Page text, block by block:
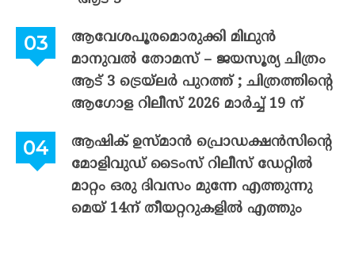
ആവേശപൂരമൊരുക്കി മിഥുൻ
മാനുവൽ തോമസ് – ജയസൂര്യ ചിത്രം
ആട് 3 ട്രെയ്‌ലർ പുറത്ത് ; ചിത്രത്തിന്റെ
ആഗോള റിലീസ് 2026 മാർച്ച് 19 ന്
ആഷിക് ഉസ്മാൻ പ്രൊഡക്ഷൻസിന്റെ
മോളിവുഡ് ടൈംസ് റിലീസ് ഡേറ്റിൽ
മാറ്റം ഒരു ദിവസം മുന്നേ എത്തുന്നു
മെയ് 14ന് തീയറ്ററുകളിൽ എത്തും